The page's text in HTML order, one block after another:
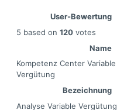
User-Bewertung
5 based on 120votes
Name
Kompetenz Center Variable
Vergütung
Bezeichnung
Analyse Variable Vergütung